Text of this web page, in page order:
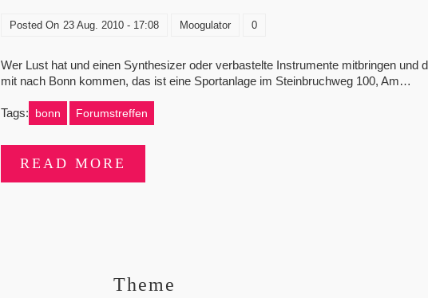
Posted On 23 Aug. 2010 - 17:08 Moogulator 0
Wer Lust hat und einen Synthesizer oder verbastelte Instrumente mitbringen und
mit nach Bonn kommen, das ist eine Sportanlage im Steinbruchweg 100, Am…
Tags: bonn Forumstreffen
READ MORE
Theme